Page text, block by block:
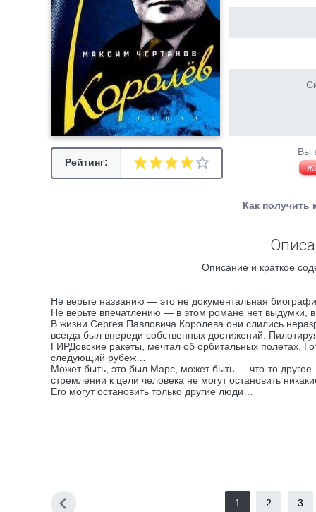
Рейтинг:
Вы
Как получить
Описание и краткое
Не верьте названию — это не документальная
Не верьте впечатлению — в этом романе нет выдумки,
В жизни Сергея Павловича Королева они слились
всегда был впереди собственных достижений.
ГИРДовские ракеты, мечтал об орбитальных полетах.
следующий рубеж…
Может быть, это был Марс, может быть — что-то
стремлении к цели человека не могут остановить
Его могут остановить только другие люди…
1 2 3